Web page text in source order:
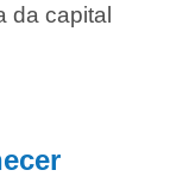
da capital